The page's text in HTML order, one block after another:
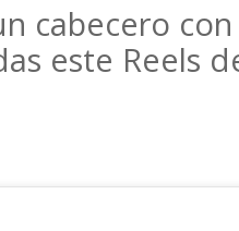
cabecero
este Reels